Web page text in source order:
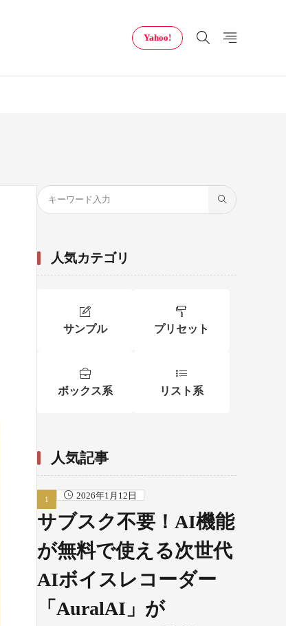
Yahoo!
人気カテゴリ
サンプル プリセット
ボックス系 リスト系
人気記事
2026年1月12日
サブスク不要！AI機能
が無料で使える次世代
AIボイスレコーダー
「AuralAI」が